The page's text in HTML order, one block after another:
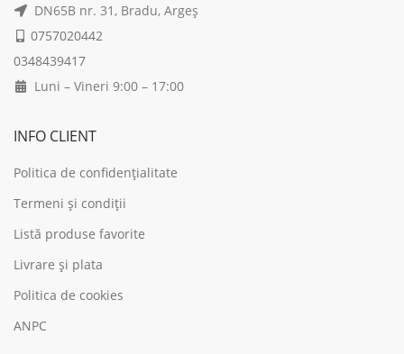
DN65B nr. 31, Bradu, Argeș
0757020442
0348439417
Luni – Vineri 9:00 – 17:00
INFO CLIENT
Politica de confidențialitate
Termeni și condiții
Listă produse favorite
Livrare și plata
Politica de cookies
ANPC